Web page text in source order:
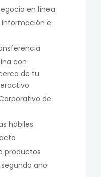
en línea
e
con
de tu
de
hábiles
productos
año